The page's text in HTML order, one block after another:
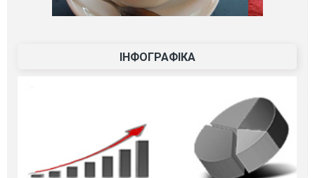
ІНФОГРАФІКА